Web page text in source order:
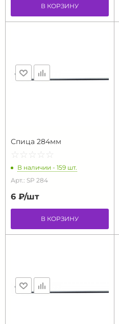
В КОРЗИНУ
Спица 284мм
☆ ☆ ☆ ☆ ☆
★ ★ ★ ★ ★
В наличии - 159 шт.
Арт.: SP 284
6 ₽/шт
В КОРЗИНУ